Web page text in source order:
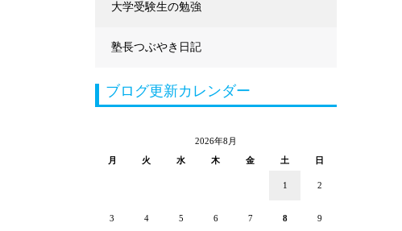
大学受験生の勉強
塾長つぶやき日記
ブログ更新カレンダー
2026年8月
月
火 水 木 金 土 日
1 2
3 4 5 6 7 8 9